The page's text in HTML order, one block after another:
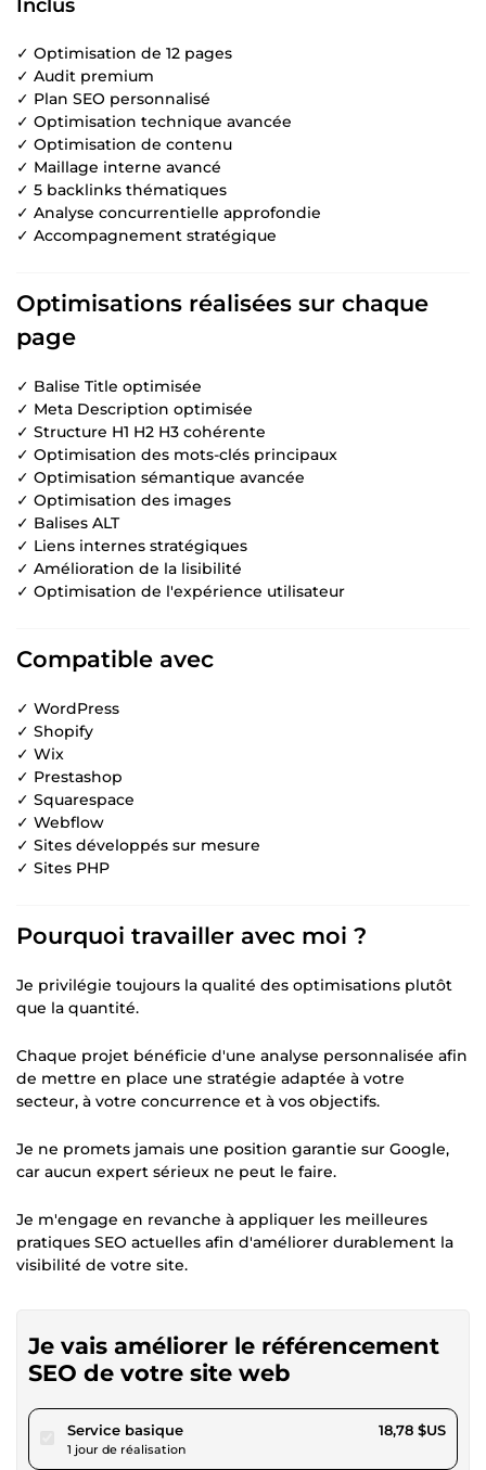
Inclus
✓ Optimisation de 12 pages
✓ Audit premium
✓ Plan SEO personnalisé
✓ Optimisation technique avancée
✓ Optimisation de contenu
✓ Maillage interne avancé
✓ 5 backlinks thématiques
✓ Analyse concurrentielle approfondie
✓ Accompagnement stratégique
Optimisations réalisées sur chaque
page
✓ Balise Title optimisée
✓ Meta Description optimisée
✓ Structure H1 H2 H3 cohérente
✓ Optimisation des mots-clés principaux
✓ Optimisation sémantique avancée
✓ Optimisation des images
✓ Balises ALT
✓ Liens internes stratégiques
✓ Amélioration de la lisibilité
✓ Optimisation de l'expérience utilisateur
Compatible avec
✓ WordPress
✓ Shopify
✓ Wix
✓ Prestashop
✓ Squarespace
✓ Webflow
✓ Sites développés sur mesure
✓ Sites PHP
Pourquoi travailler avec moi ?
Je privilégie toujours la qualité des optimisations plutôt
que la quantité.
Chaque projet bénéficie d'une analyse personnalisée afin
de mettre en place une stratégie adaptée à votre
secteur, à votre concurrence et à vos objectifs.
Je ne promets jamais une position garantie sur Google,
car aucun expert sérieux ne peut le faire.
Je m'engage en revanche à appliquer les meilleures
pratiques SEO actuelles afin d'améliorer durablement la
visibilité de votre site.
Je vais améliorer le référencement
SEO de votre site web
Service basiquepour 17,31 $US
1 jour de réalisation
18,78 $US